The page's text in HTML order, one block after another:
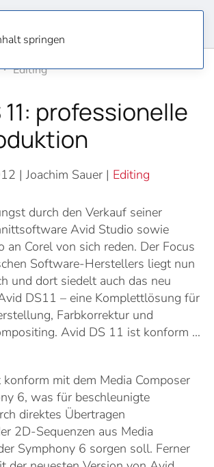
springen
Editing
11: professionelle
| Joachim Sauer | Editing
durch den Verkauf seiner
Avid Studio sowie
an Corel von sich reden. Der Focus
Software-Herstellers liegt nun
und dort siedelt auch das neu
DS11 – eine Komplettlösung für
Farbkorrektur und
Avid DS 11 ist konform ...
mit dem Media Composer
6, was für beschleunigte
direktes Übertragen
2D-Sequenzen aus Media
Symphony 6 sorgen soll. Ferner